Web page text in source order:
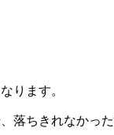
ります。
落ちきれなかっ